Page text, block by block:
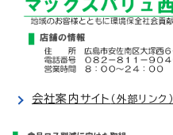
会社案内サイト （外部リンク）